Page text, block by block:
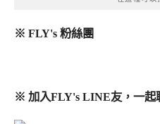
※ FLY's 粉絲團
※ 加入FLY's LINE友，一起